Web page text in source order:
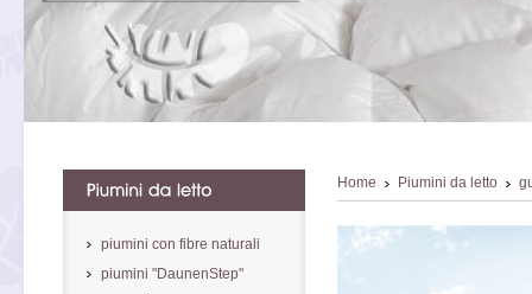
Home Piumini da letto
piumini con fibre naturali
piumini "DaunenStep"